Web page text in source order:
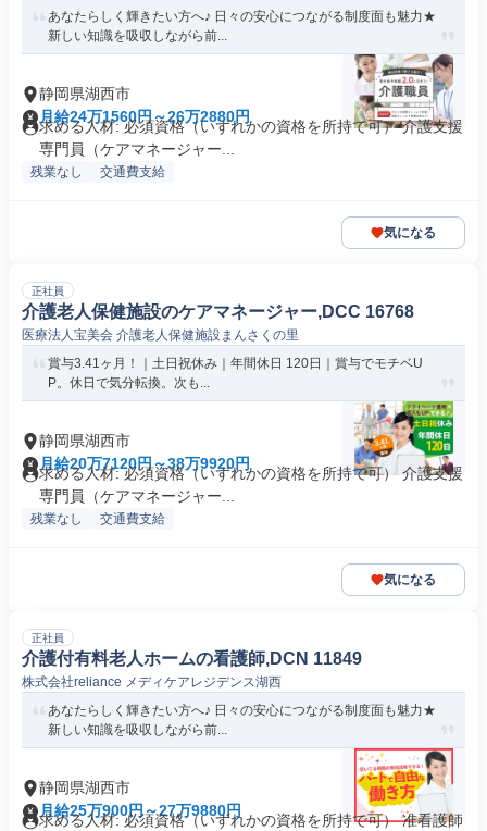
あなたらしく輝きたい方へ♪ 日々の安心につながる制度面も魅力★
新しい知識を吸収しながら前...
静岡県湖西市
月給24万1560円～26万2880円
求める人材: 必須資格（いずれかの資格を所持で可） 介護支援
専門員（ケアマネージャー...
残業なし 交通費支給
気になる
正社員
介護老人保健施設のケアマネージャー,DCC 16768
医療法人宝美会 介護老人保健施設まんさくの里
賞与3.41ヶ月！｜土日祝休み｜年間休日 120日｜賞与でモチベU
P。休日で気分転換。次も...
静岡県湖西市
月給20万7120円～38万9920円
求める人材: 必須資格（いずれかの資格を所持で可） 介護支援
専門員（ケアマネージャー...
残業なし 交通費支給
気になる
正社員
介護付有料老人ホームの看護師,DCN 11849
株式会社reliance メディケアレジデンス湖西
あなたらしく輝きたい方へ♪ 日々の安心につながる制度面も魅力★
新しい知識を吸収しながら前...
静岡県湖西市
月給25万900円～27万9880円
求める人材: 必須資格（いずれかの資格を所持で可） 准看護師